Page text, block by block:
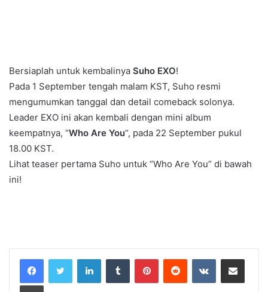
Bersiaplah untuk kembalinya Suho EXO!
Pada 1 September tengah malam KST, Suho resmi
mengumumkan tanggal dan detail comeback solonya.
Leader EXO ini akan kembali dengan mini album
keempatnya, “Who Are You“, pada 22 September pukul
18.00 KST.
Lihat teaser pertama Suho untuk “Who Are You” di bawah
ini!
LinkedInTumblr PinterestReddit VKontakteShare via Email
Print